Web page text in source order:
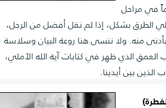
في مراحل
الطرق بشكل، إذا لم نقل أفضل من الرجل،
منه. ولا ننسى هنا روعة البيان وسلاسة
الذي ظهر في كتابات آية الله الآملي،
بين أيدينا.